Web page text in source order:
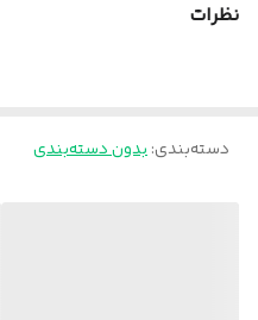
نظرات
دسته‌بندی:بدون دسته‌بندی